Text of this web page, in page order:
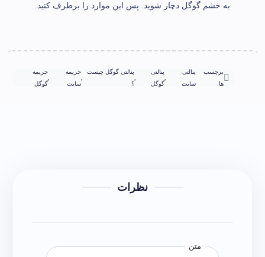
به خشم گوگل دچار شوید. پس این موارد را برطرف کنید.
برچسب
ها:
پنالتی
سایت
پنالتی
گوگل
پنالتی گوگل چیست
؟
جریمه
سایت
جریمه
گوگل
نظرات
متن